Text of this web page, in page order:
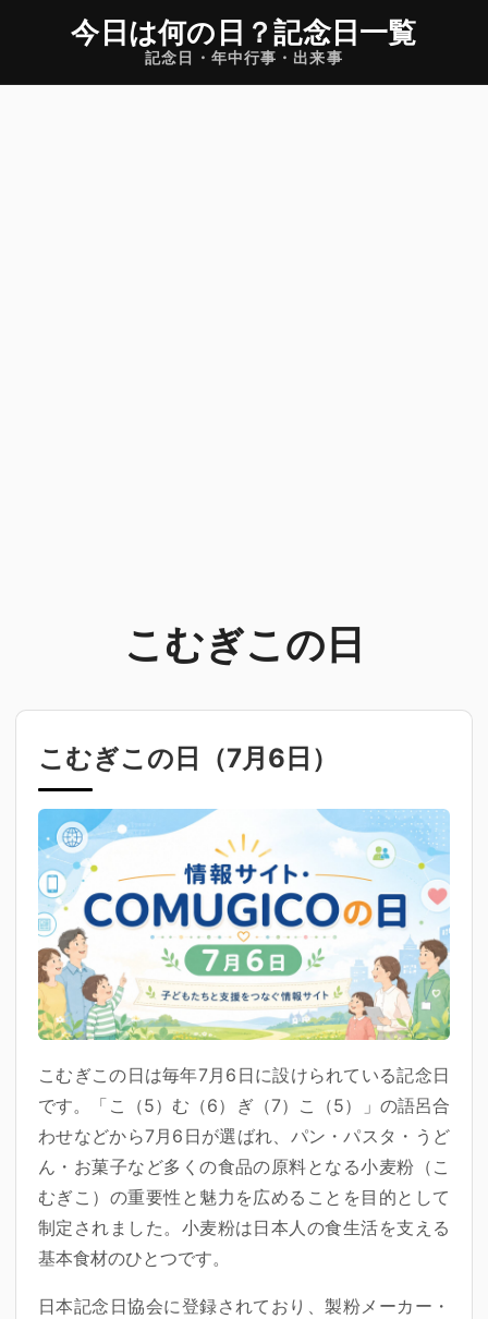
今日は何の日 ？記念日一覧
記念日・年中行事・出来事
こむぎこの日
こむぎこの日（7月6日 ）
こむぎこの日は毎年7月6日に設けられている記念日
です。「こ（5）む（6）ぎ（7）こ（5）」の語呂合
わせなどから7月6日が選ばれ、パン・パスタ・うど
ん・お菓子など多くの食品の原料となる小麦粉（こ
むぎこ）の重要性と魅力を広めることを目的として
制定されました。小麦粉は日本人の食生活を支える
基本食材のひとつです。
日本記念日協会に登録されており、製粉メーカー・